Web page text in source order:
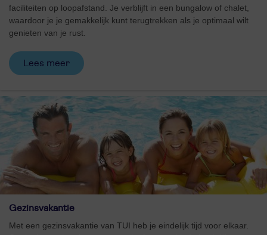
faciliteiten op loopafstand. Je verblijft in een bungalow of chalet,
waardoor je je gemakkelijk kunt terugtrekken als je optimaal wilt
genieten van je rust.
Lees meer
Gezinsvakantie
Met een gezinsvakantie van TUI heb je eindelijk tijd voor elkaar.